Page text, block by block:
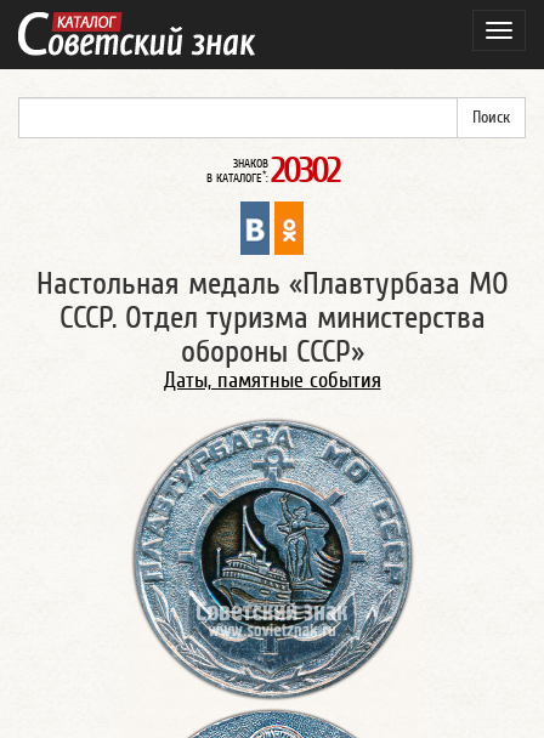
ЗНАКОВ
В КАТАЛОГЕ*: 20302
Настольная медаль «Плавтурбаза МО
СССР. Отдел туризма министерства
обороны СССР»
Даты, памятные события